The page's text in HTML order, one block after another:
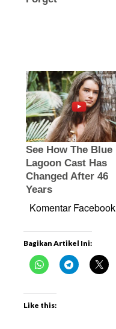
Komentar Facebook
Bagikan Artikel Ini:
Like this: